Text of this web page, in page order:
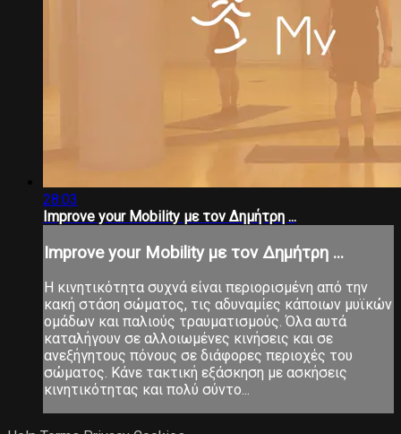
28:03
Improve your Mobility με τον Δημήτρη ...
Improve your Mobility με τον Δημήτρη ...
Η κινητικότητα συχνά είναι περιορισμένη από την
κακή στάση σώματος, τις αδυναμίες κάποιων μυϊκών
ομάδων και παλιούς τραυματισμούς. Όλα αυτά
καταλήγουν σε αλλοιωμένες κινήσεις και σε
ανεξήγητους πόνους σε διάφορες περιοχές του
σώματος. Κάνε τακτική εξάσκηση με ασκήσεις
κινητικότητας και πολύ σύντο...